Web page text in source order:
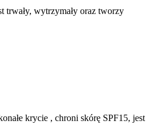
trwały, wytrzymały oraz tworzy
krycie , chroni skórę SPF15, jest